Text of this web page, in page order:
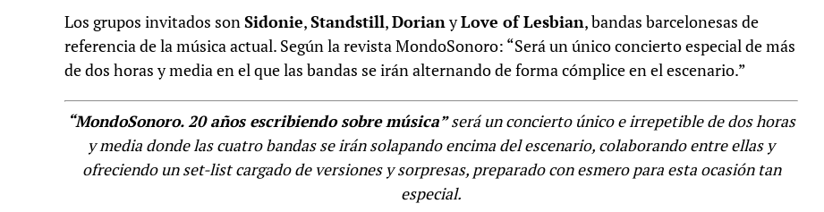
Los grupos invitados sonSidonie,Standstill,DorianyLove of Lesbian, bandas barcelonesas de
referencia de la música actual. Según la revista MondoSonoro: “Será un único concierto especial de más
de dos horas y media en el que las bandas se irán alternando de forma cómplice en el escenario.”
“MondoSonoro. 20 años escribiendo sobre música”será un concierto único e irrepetible de dos horas
y media donde las cuatro bandas se irán solapando encima del escenario, colaborando entre ellas y
ofreciendo un set-list cargado de versiones y sorpresas, preparado con esmero para esta ocasión tan
especial.